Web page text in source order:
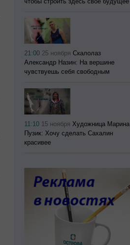
21:00 25 ноября Скалолаз
Александр Назин: На вершине
чувствуешь себя свободным
11:10 15 ноября Художница Марина
Пузик: Хочу сделать Сахалин
красивее